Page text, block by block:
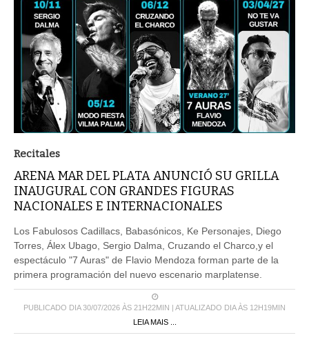
Recitales
ARENA MAR DEL PLATA ANUNCIÓ SU GRILLA
INAUGURAL CON GRANDES FIGURAS
NACIONALES E INTERNACIONALES
Los Fabulosos Cadillacs, Babasónicos, Ke Personajes, Diego
Torres, Álex Ubago, Sergio Dalma, Cruzando el Charco,y el
espectáculo "7 Auras" de Flavio Mendoza forman parte de la
primera programación del nuevo escenario marplatense.
PUBLICADO DIA 30/07/2026 ÀS 21H22MIN | ATUALIZADO DIA ÀS 12H19MIN
LEIA MAIS ...